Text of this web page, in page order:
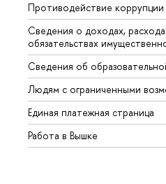
Противодействие коррупции
Сведения о доходах,
обязательствах
Сведения об
Людям с ограниченными
Единая платежная страница
Работа в Вышке